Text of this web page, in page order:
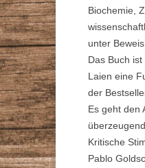
Biochemie,
unter
Das Buch
Laien eine
der
Es geht den
Kritische
Pablo